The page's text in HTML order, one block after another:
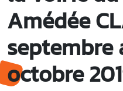
Amédée
septembre
octobre